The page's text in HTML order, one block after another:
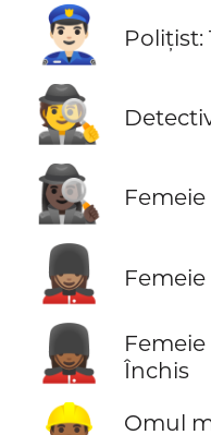
👮🏻‍♂️ Polițist:
🕵️
🕵🏿‍♀️
💂🏽‍♀️
💂🏾‍♀️
Închis
Omul